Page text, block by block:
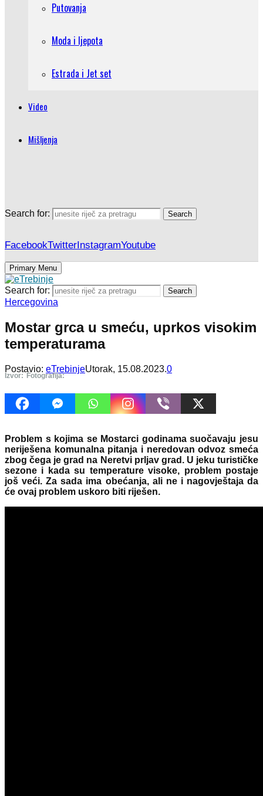
Putovanja
Moda i ljepota
Estrada i Jet set
Video
Mišljenja
Search for: Search
FacebookTwitterInstagramYoutube
Primary Menu
Search for: Search
Hercegovina
Mostar grca u smeću, uprkos visokim
temperaturama
Postavio: eTrebinjeUtorak, 15.08.2023.0
Izvor: Fotografija:
Problem s kojima se Mostarci godinama suočavaju jesu
neriješena komunalna pitanja i neredovan odvoz smeća
zbog čega je grad na Neretvi prljav grad. U jeku turističke
sezone i kada su temperature visoke, problem postaje
još veći. Za sada ima obećanja, ali ne i nagovještaja da
će ovaj problem uskoro biti riješen.